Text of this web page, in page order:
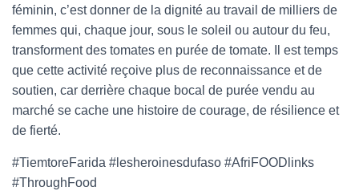
féminin, c’est donner de la dignité au travail de milliers de
femmes qui, chaque jour, sous le soleil ou autour du feu,
transforment des tomates en purée de tomate. Il est temps
que cette activité reçoive plus de reconnaissance et de
soutien, car derrière chaque bocal de purée vendu au
marché se cache une histoire de courage, de résilience et
de fierté.
#TiemtoreFarida #lesheroinesdufaso #AfriFOODlinks
#ThroughFood